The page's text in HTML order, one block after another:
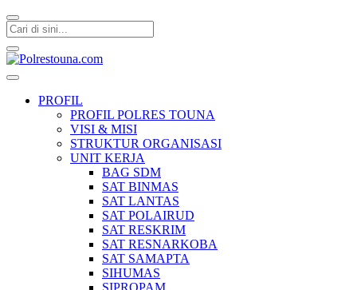
PROFIL
PROFIL POLRES TOUNA
VISI & MISI
STRUKTUR ORGANISASI
UNIT KERJA
BAG SDM
SAT BINMAS
SAT LANTAS
SAT POLAIRUD
SAT RESKRIM
SAT RESNARKOBA
SAT SAMAPTA
SIHUMAS
SIPROPAM